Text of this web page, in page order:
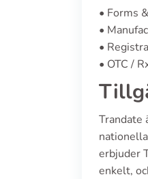
• Forms
•
•
• OTC /
Trandate
erbjuder
enkelt,